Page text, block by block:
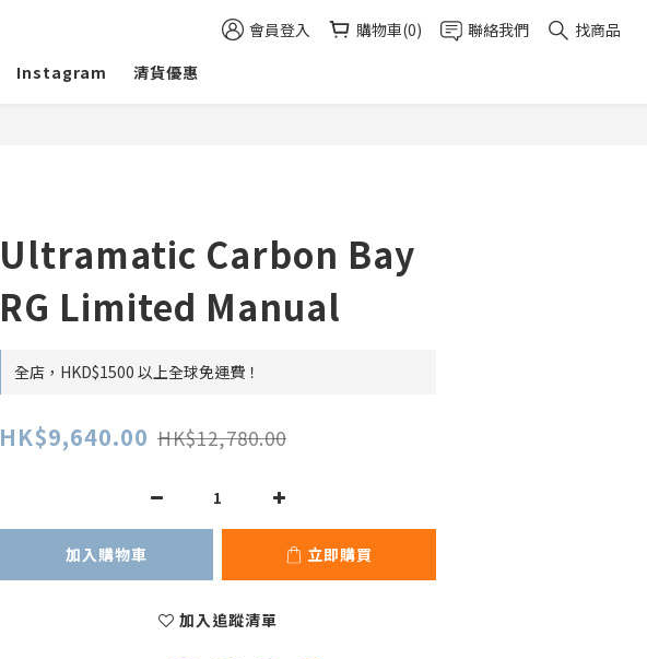
會員登入 購物車(0) 聯絡我們
找商品
Instagram 清貨優惠
Ultramatic Carbon Bay
RG Limited Manual
全店，HKD$1500 以上全球免運費！
HK$9,640.00 HK$12,780.00
加入購物車 立即購買
加入追蹤清單